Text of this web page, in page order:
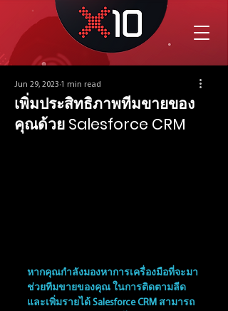
เพิ่มประสิทธิภาพทีมขายของ
คุณด้วย Salesforce CRM
Jun 29, 2023 1 min read
หากคุณกำลังมองหาการเครื่องมือที่จะมา
ช่วยทีมขายของคุณ ในการติดตามลีด
และเพิ่มรายได้ Salesforce CRM สามารถ